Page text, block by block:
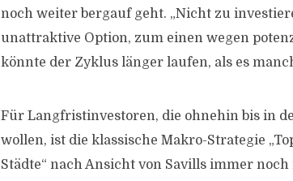
noch weiter bergauf geht. „Nicht zu
unattraktive Option, zum einen wegen
könnte der Zyklus länger laufen, als es
Für Langfristinvestoren, die ohnehin bis in
wollen, ist die klassische Makro-Strategie
Städte“ nach Ansicht von Savills immer